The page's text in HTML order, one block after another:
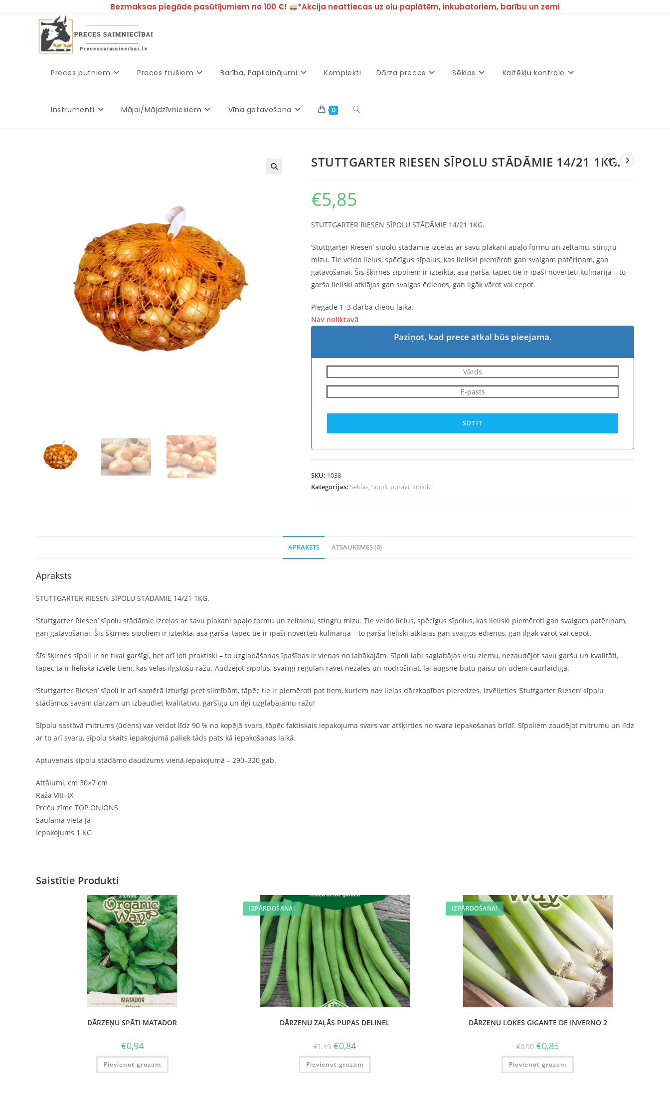
Bezmaksas piegāde pasūtījumiem no 100 €! *Akcija neattiecas uz olu paplātēm, inkubatoriem, barību un zemi
Preces putniem Preces trušiem Barība, Papildinājumi Komplekti Dārza preces Sēklas Kaitēkļu kontrole
Instrumenti Mājai/Mājdzīvniekiem Vīna gatavošana 0
STUTTGARTER RIESEN SĪPOLU STĀDĀMIE 14/21 1KG.
€5,85
STUTTGARTER RIESEN SĪPOLU STĀDĀMIE 14/21 1KG.
‘Stuttgarter Riesen’ sīpolu stādāmie izceļas ar savu plakani apaļo formu un zeltainu, stingru
mizu. Tie veido lielus, spēcīgus sīpolus, kas lieliski piemēroti gan svaigam patēriņam, gan
gatavošanai. Šīs šķirnes sīpoliem ir izteikta, asa garša, tāpēc tie ir īpaši novērtēti kulinārijā – to
garša lieliski atklājas gan svaigos ēdienos, gan ilgāk vārot vai cepot.
Piegāde 1–3 darba dienu laikā.
Nav noliktavā
Paziņot, kad prece atkal būs pieejama.
SŪTĪT
SKU: 1038
Kategorijas: Sēklas, Sīpoli, puravi, ķiploki
APRAKSTS ATSAUKSMES (0)
Apraksts
STUTTGARTER RIESEN SĪPOLU STĀDĀMIE 14/21 1KG.
‘Stuttgarter Riesen’ sīpolu stādāmie izceļas ar savu plakani apaļo formu un zeltainu, stingru mizu. Tie veido lielus, spēcīgus sīpolus, kas lieliski piemēroti gan svaigam patēriņam,
gan gatavošanai. Šīs šķirnes sīpoliem ir izteikta, asa garša, tāpēc tie ir īpaši novērtēti kulinārijā – to garša lieliski atklājas gan svaigos ēdienos, gan ilgāk vārot vai cepot.
Šīs šķirnes sīpoli ir ne tikai garšīgi, bet arī ļoti praktiski – to uzglabāšanas īpašības ir vienas no labākajām. Sīpoli labi saglabājas visu ziemu, nezaudējot savu garšu un kvalitāti,
tāpēc tā ir lieliska izvēle tiem, kas vēlas ilgstošu ražu. Audzējot sīpolus, svarīgi regulāri ravēt nezāles un nodrošināt, lai augsne būtu gaisu un ūdeni caurlaidīga.
‘Stuttgarter Riesen’ sīpoli ir arī samērā izturīgi pret slimībām, tāpēc tie ir piemēroti pat tiem, kuriem nav lielas dārzkopības pieredzes. Izvēlieties ‘Stuttgarter Riesen’ sīpolu
stādāmos savam dārzam un izbaudiet kvalitatīvu, garšīgu un ilgi uzglabājamu ražu!
Sīpolu sastāvā mitrums (ūdens) var veidot līdz 90 % no kopējā svara, tāpēc faktiskais iepakojuma svars var atšķirties no svara iepakošanas brīdī. Sīpoliem zaudējot mitrumu un līdz
ar to arī svaru, sīpolu skaits iepakojumā paliek tāds pats kā iepakošanas laikā.
Aptuvenais sīpolu stādāmo daudzums vienā iepakojumā – 290–320 gab.
Attālumi, cm 30×7 cm
Raža VIII–IX
Preču zīme TOP ONIONS
Saulaina vieta Jā
Iepakojums 1 KG
Saistītie Produkti
DĀRZEŅU SPĀTI MATADOR
€0,94
Pievienot grozam
IZPĀRDOŠANA!
DĀRZEŅU ZAĻĀS PUPAS DELINEL
€1,19 €0,84
Pievienot grozam
IZPĀRDOŠANA!
DĀRZEŅU LOKES GIGANTE DE INVERNO 2
€0,90 €0,85
Pievienot grozam